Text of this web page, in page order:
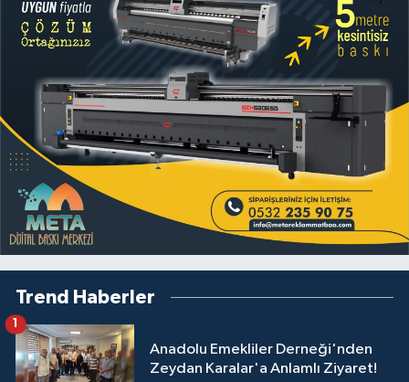
Trend Haberler
Anadolu Emekliler Derneği'nden
Zeydan Karalar'a Anlamlı Ziyaret!
1